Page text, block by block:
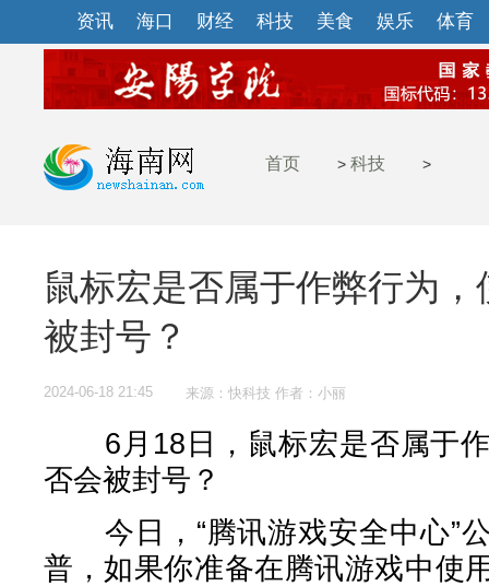
资讯 海口 财经 科技 美食 娱乐 体育
首页 > 科技 >
鼠标宏是否属于作弊行为
被封号？
2024-06-18 21:45 来源：快科技 作者：小丽
6月18日，鼠标宏是否属于作
否会被封号？
今日，“腾讯游戏安全中心”
普，如果你准备在腾讯游戏中使